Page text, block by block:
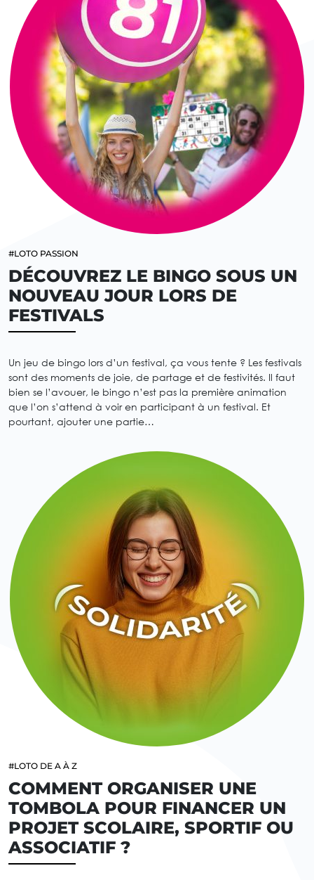
#LOTO PASSION
DÉCOUVREZ LE BINGO SOUS UN
NOUVEAU JOUR LORS DE
FESTIVALS
Un jeu de bingo lors d’un festival, ça vous tente ? Les festivals
sont des moments de joie, de partage et de festivités. Il faut
bien se l’avouer, le bingo n’est pas la première animation
que l’on s’attend à voir en participant à un festival. Et
pourtant, ajouter une partie…
#LOTO DE A À Z
COMMENT ORGANISER UNE
TOMBOLA POUR FINANCER UN
PROJET SCOLAIRE, SPORTIF OU
ASSOCIATIF ?